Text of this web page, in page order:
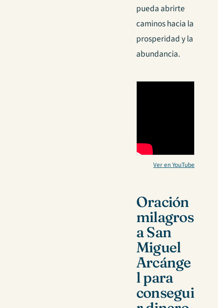
pueda abrirte
caminos hacia la
prosperidad y la
abundancia.
Ver en YouTube
Oración
milagros
a San
Miguel
Arcánge
l para
consegui